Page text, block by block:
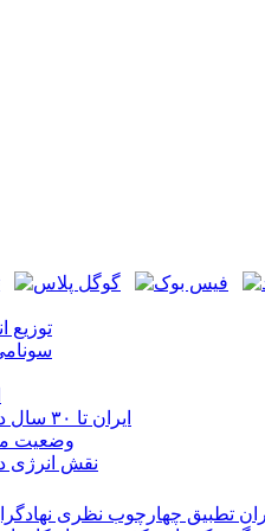
توزیع
ایران تا ۳۰ سال دیگر به کشور ارواح تبدیل می‌شود
وضعیت
نقش انرژی
تطبیق چهارچوب نظری